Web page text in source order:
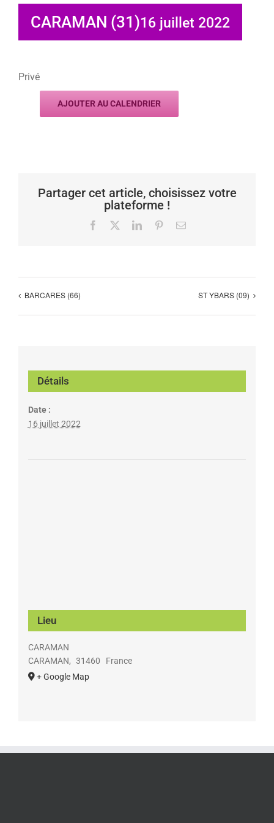
CARAMAN (31)16 juillet 2022
Privé
AJOUTER AU CALENDRIER
Partager cet article, choisissez votre
plateforme !
Facebook LinkedInPinterestEmail
BARCARES (66) ST YBARS (09)
Détails
Date :
16 juillet 2022
Lieu
CARAMAN
CARAMAN, 31460
France
+ Google Map